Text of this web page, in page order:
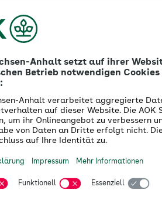
als Brücke
sondern zur
– und vor allem